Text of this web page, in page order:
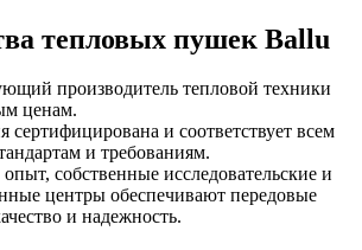
тепловых пушек Ballu
производитель тепловой техники
ценам.
сертифицирована и соответствует всем
и требованиям.
собственные исследовательские и
центры обеспечивают передовые
и надежность.